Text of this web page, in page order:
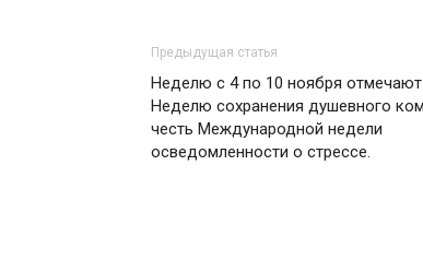
Предыдущая статья
Неделю с 4 по 10 ноября
Неделю сохранения душевного
честь Международной недели
осведомленности о стрессе.